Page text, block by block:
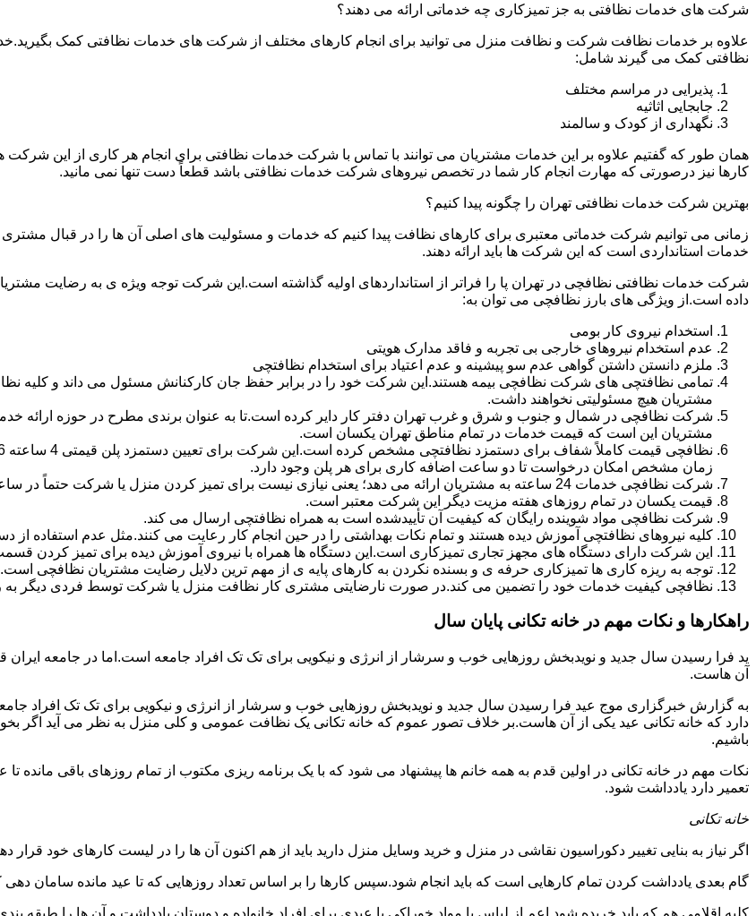
شرکت های خدمات نظافتی به جز تمیزکاری چه خدماتی ارائه می دهند؟
علاوه بر خدمات نظافت شرکت و نظافت منزل می توانید برای انجام کارهای مختلف از شرکت های خدمات نظافتی کمک
نظافتی کمک می گیرند شامل:
پذیرایی در مراسم مختلف
جابجایی اثاثیه
نگهداری از کودک و سالمند
همان طور که گفتیم علاوه بر این خدمات مشتریان می توانند با تماس با شرکت خدمات نظافتی برای انجام هر کاری از این شرکت
کارها نیز درصورتی که مهارت انجام کار شما در تخصص نیروهای شرکت خدمات نظافتی باشد قطعاً دست تنها نمی مانید.
بهترین شرکت خدمات نظافتی تهران را چگونه پیدا کنیم؟
زمانی می توانیم شرکت خدماتی معتبری برای کارهای نظافت پیدا کنیم که خدمات و مسئولیت های اصلی آن ها را در قبال
خدمات استانداردی است که این شرکت ها باید ارائه دهند.
شرکت خدمات نظافتی نظافچی در تهران پا را فراتر از استانداردهای اولیه گذاشته است.این شرکت توجه ویژه ی به رضایت
داده است.از ویژگی های بارز نظافچی می توان به:
استخدام نیروی کار بومی
عدم استخدام نیروهای خارجی بی تجربه و فاقد مدارک هویتی
ملزم دانستن داشتن گواهی عدم سو پیشینه و عدم اعتیاد برای استخدام نظافتچی
تمامی نظافتچی های شرکت نظافچی بیمه هستند.این شرکت خود را در برابر حفظ جان کارکنانش مسئول می داند و کلیه
مشتریان هیچ مسئولیتی نخواهند داشت.
شرکت نظافچی در شمال و جنوب و شرق و غرب تهران دفتر کار دایر کرده است.تا به عنوان برندی مطرح در حوزه ارائه
مشتریان این است که قیمت خدمات در تمام مناطق تهران یکسان است.
زمان مشخص امکان درخواست تا دو ساعت اضافه کاری برای هر پلن وجود دارد.
شرکت نظافچی خدمات 24 ساعته به مشتریان ارائه می دهد؛ یعنی نیازی نیست برای تمیز کردن منزل یا شرکت حتماً در ساعت کاری درخواست نظافتچی بدهید.
قیمت یکسان در تمام روزهای هفته مزیت دیگر این شرکت معتبر است.
شرکت نظافچی مواد شوینده رایگان که کیفیت آن تأییدشده است به همراه نظافتچی ارسال می کند.
کلیه نیروهای نظافتچی آموزش دیده هستند و تمام نکات بهداشتی را در حین انجام کار رعایت می کنند.مثل عدم استفاده
این شرکت دارای دستگاه های مجهز تجاری تمیزکاری است.این دستگاه ها همراه با نیروی آموزش دیده برای تمیز کردن
توجه به ریزه کاری ها تمیزکاری حرفه ی و بسنده نکردن به کارهای پایه ی از مهم ترین دلایل رضایت مشتریان نظافچی است.
نظافچی کیفیت خدمات خود را تضمین می کند.در صورت نارضایتی مشتری کار نظافت منزل یا شرکت توسط فردی دیگر به
راهکارها و نکات مهم در خانه تکانی پایان سال
ید فرا رسیدن سال جدید و نویدبخش روزهایی خوب و سرشار از انرژی و نیکویی برای تک تک افراد جامعه است.اما در جامعه ایران
آن هاست.
به گزارش خبرگزاری موج عید فرا رسیدن سال جدید و نویدبخش روزهایی خوب و سرشار از انرژی و نیکویی برای تک تک افراد
دارد که خانه تکانی عید یکی از آن هاست.بر خلاف تصور عموم که خانه تکانی یک نظافت عمومی و کلی منزل به نظر می آید اگر
باشیم.
نکات مهم در خانه تکانی در اولین قدم به همه خانم ها پیشنهاد می شود که با یک برنامه ریزی مکتوب از تمام روزهای باقی مانده تا
تعمیر دارد یادداشت شود.
خانه تکانی
اگر نیاز به بنایی تغییر دکوراسیون نقاشی در منزل و خرید وسایل منزل دارید باید از هم اکنون آن ها را در لیست کارهای خود قرار
گام بعدی یادداشت کردن تمام کارهایی است که باید انجام شود.سپس کارها را بر اساس تعداد روزهایی که تا عید مانده سامان دهی
کلیه اقلامی هم که باید خریده شود اعم از لباس یا مواد خوراکی یا عیدی برای افراد خانواده و دوستان یادداشت و آن ها را طبقه بندی